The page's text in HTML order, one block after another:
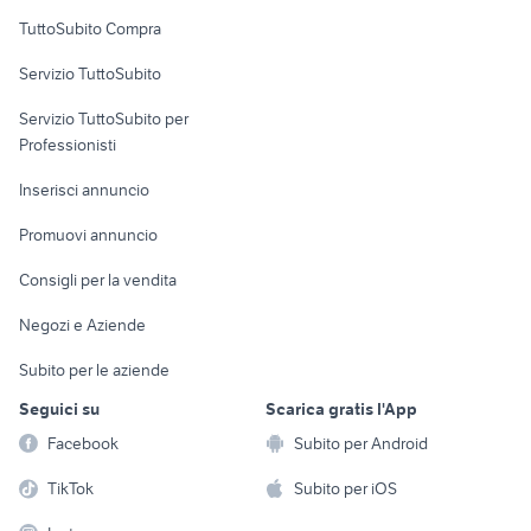
Informatica
Console e
Fotografia
Telefonia
Biciclette
TuttoSubito Compra
Servizio TuttoSubito
Servizio TuttoSubito per
Professionisti
Inserisci annuncio
Promuovi annuncio
Consigli per la vendita
Negozi e Aziende
Subito per le aziende
Seguici su
Facebook
TikTok
Scarica gratis l'App
Subito per Android
Subito per iOS